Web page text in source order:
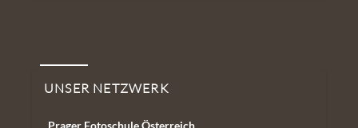
Unser Netzwerk
UNSER NETZWERK
Prager Fotoschule Österreich